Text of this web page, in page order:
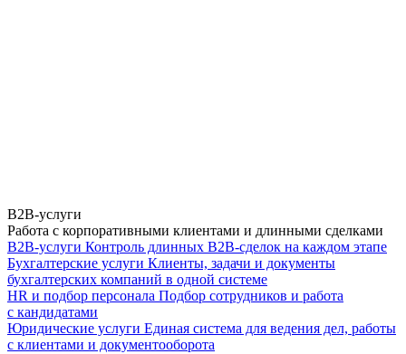
B2B-услуги
Работа с корпоративными клиентами и длинными сделками
B2B-услуги Контроль длинных B2B-сделок на каждом этапе
Бухгалтерские услуги Клиенты, задачи и документы
бухгалтерских компаний в одной системе
HR и подбор персонала Подбор сотрудников и работа
с кандидатами
Юридические услуги Единая система для ведения дел, работы
с клиентами и документооборота